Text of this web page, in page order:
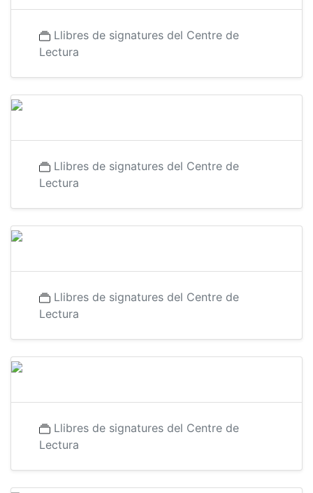
Llibres de signatures del Centre de
Lectura
Llibres de signatures del Centre de
Lectura
Llibres de signatures del Centre de
Lectura
Llibres de signatures del Centre de
Lectura